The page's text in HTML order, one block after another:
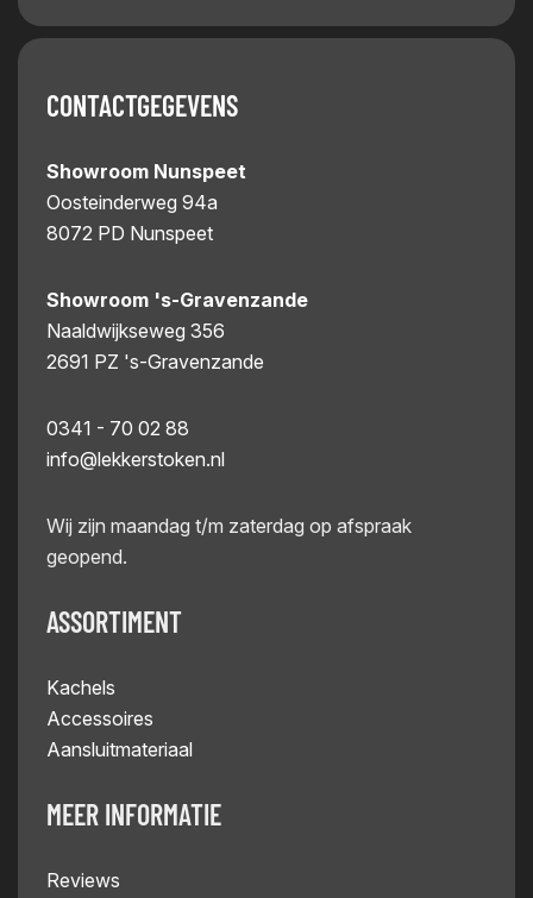
CONTACTGEGEVENS
Showroom Nunspeet
Oosteinderweg 94a
8072 PD Nunspeet
Showroom 's-Gravenzande
Naaldwijkseweg 356
2691 PZ 's-Gravenzande
0341 - 70 02 88
info@lekkerstoken.nl
Wij zijn maandag t/m zaterdag op afspraak
geopend.
ASSORTIMENT
Kachels
Accessoires
Aansluitmateriaal
MEER INFORMATIE
Reviews